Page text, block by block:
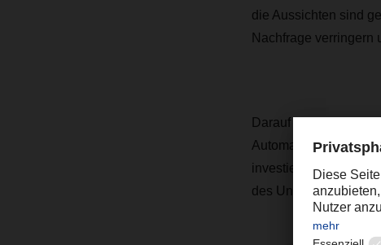
die Aussichten sind
Nachfrage verringern
Darauf bereiten wir
Automatisierung, um
investieren aber
des Unternehmens